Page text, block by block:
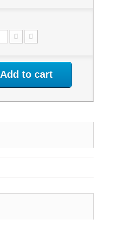
Add to cart